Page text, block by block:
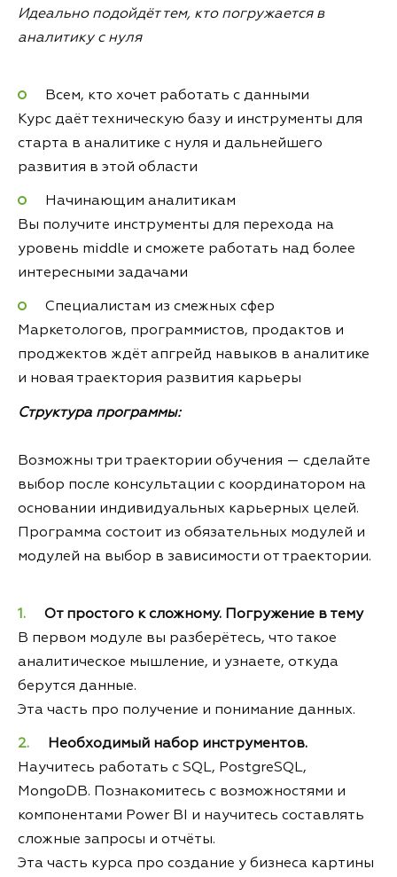
Идеально подойдёт тем, кто погружается в
аналитику с нуля
Всем, кто хочет работать с данными
Курс даёт техническую базу и инструменты для
старта в аналитике с нуля и дальнейшего
развития в этой области
Начинающим аналитикам
Вы получите инструменты для перехода на
уровень middle и сможете работать над более
интересными задачами
Специалистам из смежных сфер
Маркетологов, программистов, продактов и
проджектов ждёт апгрейд навыков в аналитике
и новая траектория развития карьеры
Структура программы:
Возможны три траектории обучения — сделайте
выбор после консультации с координатором на
основании индивидуальных карьерных целей.
Программа состоит из обязательных модулей и
модулей на выбор в зависимости от траектории.
От простого к сложному. Погружение в тему
В первом модуле вы разберётесь, что такое
аналитическое мышление, и узнаете, откуда
берутся данные.
Эта часть про получение и понимание данных.
Необходимый набор инструментов.
Научитесь работать с SQL, PostgreSQL,
MongoDB. Познакомитесь с возможностями и
компонентами Power BI и научитесь составлять
сложные запросы и отчёты.
Эта часть курса про создание у бизнеса картины